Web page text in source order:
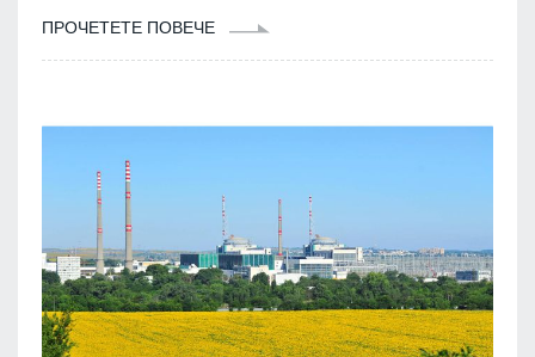
ПРОЧЕТЕТЕ ПОВЕЧЕ